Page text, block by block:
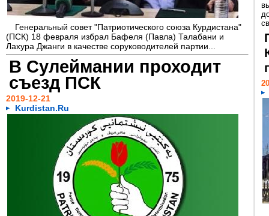
Генеральный совет "Патриотического союза Курдистана"
(ПСК) 18 февраля избрал Бафеля (Павла) Талабани и
Лахура Джанги в качестве соруководителей партии...
В Сулеймании проходит
съезд ПСК
2019-12-21
Kurdistan.Ru